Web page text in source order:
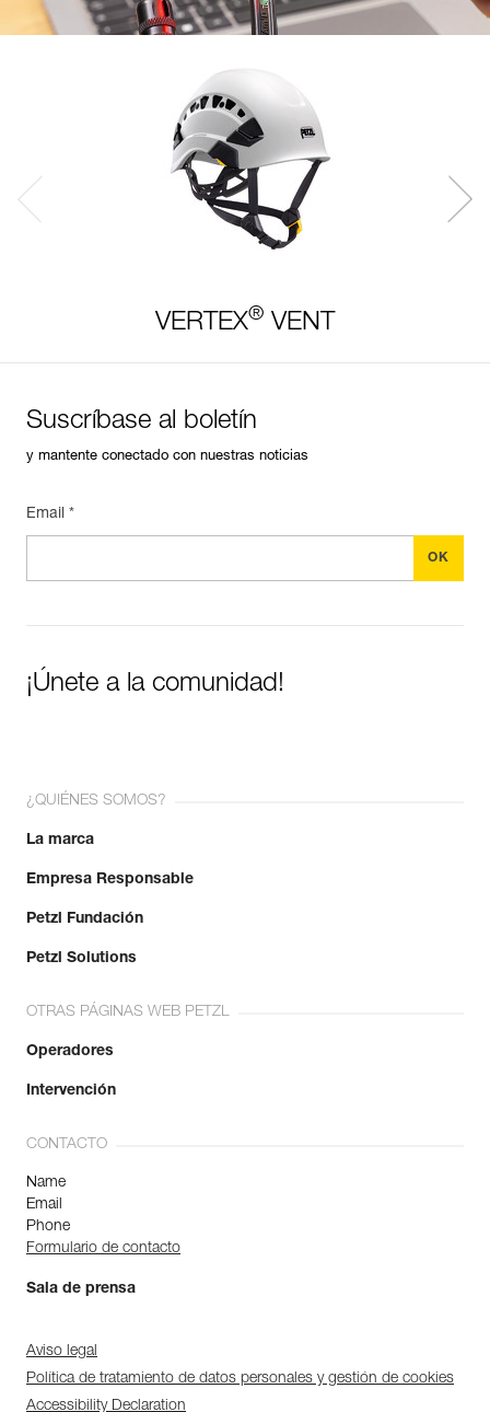
VERTEX® VENT
Suscríbase al boletín
y mantente conectado con nuestras noticias
Email *
¡Únete a la comunidad!
¿QUIÉNES SOMOS?
La marca
Empresa Responsable
Petzl Fundación
Petzl Solutions
OTRAS PÁGINAS WEB PETZL
Operadores
Intervención
CONTACTO
Name
Email
Phone
Formulario de contacto
Sala de prensa
Aviso legal
Política de tratamiento de datos personales y gestión de cookies
Accessibility Declaration